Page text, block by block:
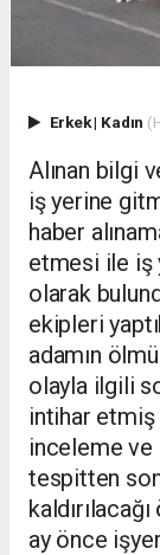
Erkek| Kadın
Alınan bilgi
iş yerine
haber
etmesi ile iş
olarak
ekipleri
adamın
olayla ilgili
intihar
inceleme ve
tespitten
ay önce